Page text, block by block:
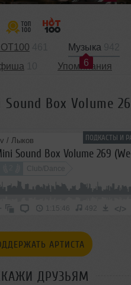
Музыка
6
Упоминания
Box Volume
ПОДКАСТЫ И
/ Лыков
Club/Dance
1:15:46 492 </>
АРТИСТА
ДРУЗЬЯМ